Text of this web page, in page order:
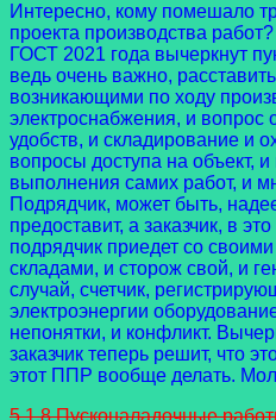
Интересно, кому помешало
проекта производства
ГОСТ 2021 года вычеркнут
ведь очень важно,
возникающими по ходу
электроснабжения, и вопрос
удобств, и складирование и
вопросы доступа на объект,
выполнения самих работ, и
Подрядчик, может быть,
предоставит, а заказчик, в
подрядчик приедет со
складами, и сторож свой, и
случай, счетчик,
электроэнергии
непонятки, и конфликт.
заказчик теперь решит, что
этот ППР вообще делать.